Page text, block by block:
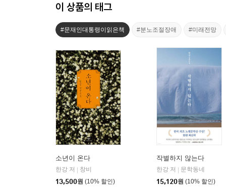
이 상품의 태그
#문재인대통령이읽은책 #분노조절장애 #미래전망
소년이 온다
한강 저
창비
13,500원 (10% 할인)
작별하지 않는다
한강 저
문학동네
15,120원 (10% 할인)